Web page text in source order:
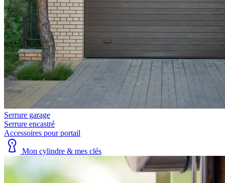
Serrure garage
Serrure encastré
Accessoires pour portail
Mon cylindre & mes clés